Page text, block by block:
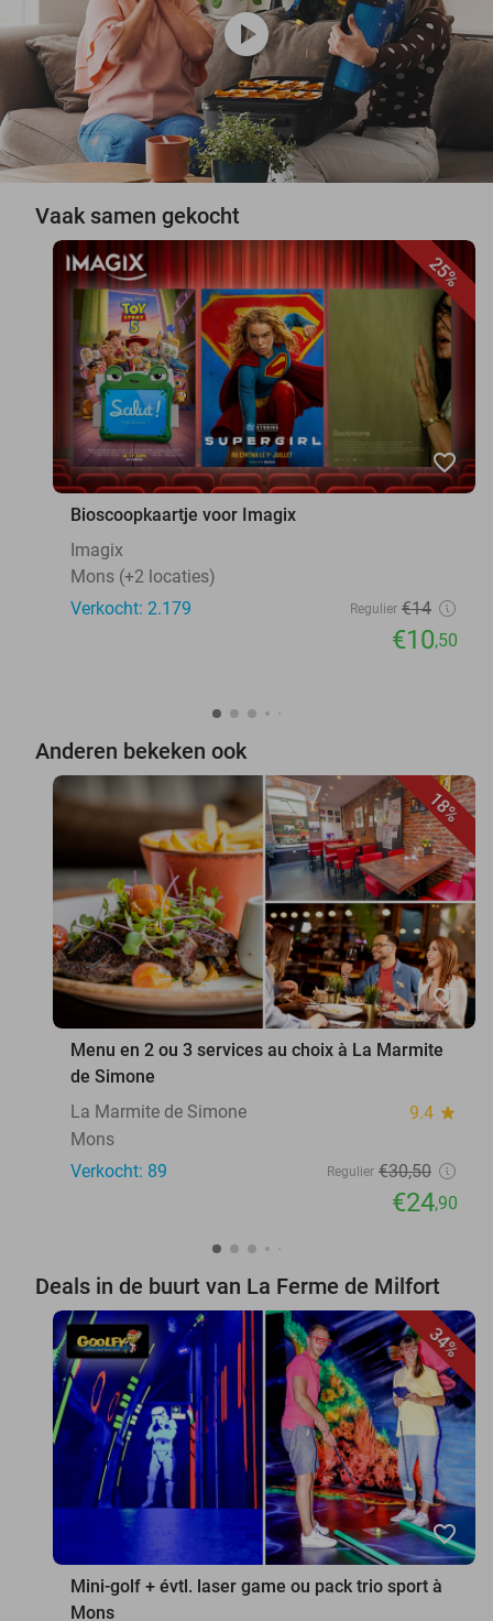
play_circle
Vaak samen gekocht
25%
favorite_border
Bioscoopkaartje voor Imagix
Imagix
Mons (+2 locaties)
Verkocht: 2.179
Regulier €14
€10,50
Anderen bekeken ook
18%
favorite_border
Menu en 2 ou 3 services au choix à La Marmite
de Simone
La Marmite de Simone
9.4 star
Mons
Verkocht: 89
Regulier €30,50
€24,90
Deals in de buurt van La Ferme de Milfort
34%
favorite_border
Mini-golf + évtl. laser game ou pack trio sport à
Mons